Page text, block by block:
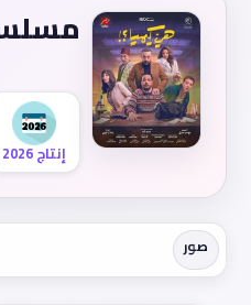
إنتاج 2026
صور